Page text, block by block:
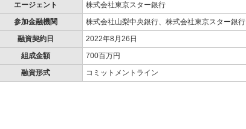
エージェント
株式会社東京スター銀行
参加金融機関
株式会社山梨中央銀行、株式会社東京スター銀行
融資契約日
2022年8月26日
組成金額
700百万円
融資形式
コミットメントライン